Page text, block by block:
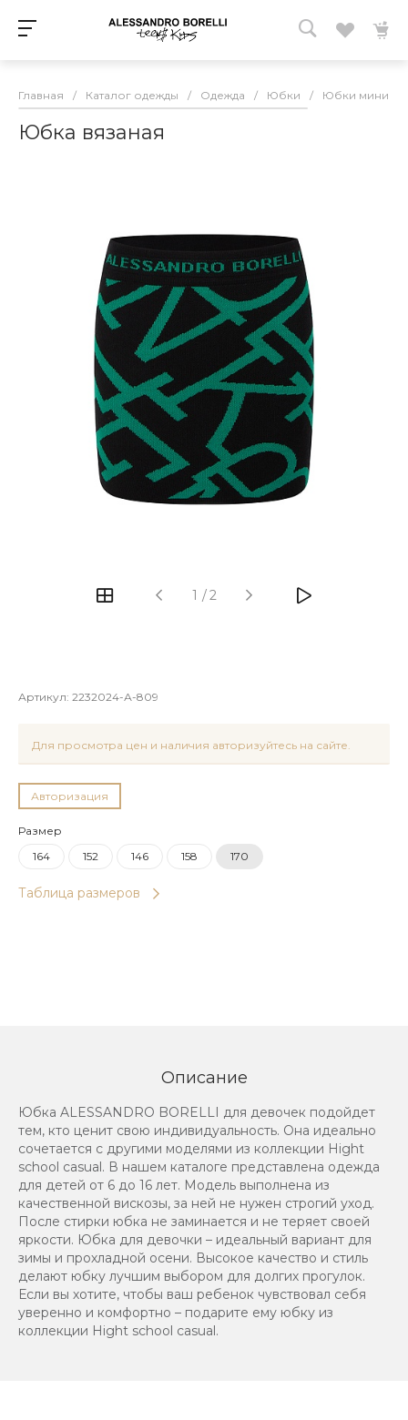
Главная / Каталог одежды / Одежда / Юбки / Юбки мини
Юбка вязаная
1 /2
Артикул: 2232024-А-809
Для просмотра цен и наличия авторизуйтесь на сайте.
Авторизация
Размер
164
152 146 158 170
Таблица размеров
Описание
Юбка ALESSANDRO BORELLI для девочек подойдет
тем, кто ценит свою индивидуальность. Она идеально
сочетается с другими моделями из коллекции Hight
school casual. В нашем каталоге представлена одежда
для детей от 6 до 16 лет. Модель выполнена из
качественной вискозы, за ней не нужен строгий уход.
После стирки юбка не заминается и не теряет своей
яркости. Юбка для девочки – идеальный вариант для
зимы и прохладной осени. Высокое качество и стиль
делают юбку лучшим выбором для долгих прогулок.
Если вы хотите, чтобы ваш ребенок чувствовал себя
уверенно и комфортно – подарите ему юбку из
коллекции Hight school casual.